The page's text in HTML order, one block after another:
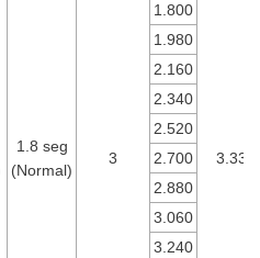
1.8 seg
(Normal)
3
1.800
3.33
1.980
2.160
2.340
2.520
2.700
2.880
3.060
3.240